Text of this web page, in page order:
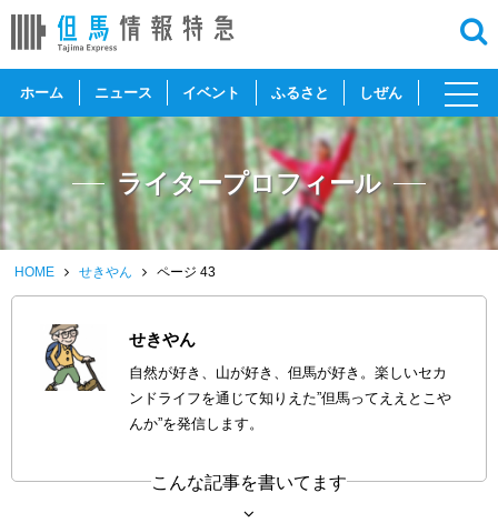
ホーム ニュース イベント ふるさと しぜん
toggle
ライタープロフィール
HOME せきやん ページ 43
せきやん
自然が好き、山が好き、但馬が好き。楽しいセカ
ンドライフを通じて知りえた”但馬ってええとこや
んか”を発信します。
こんな記事を書いてます